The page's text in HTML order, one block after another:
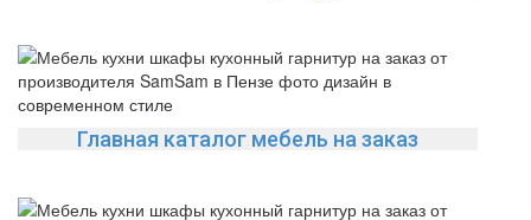
Главная каталог мебель на заказ